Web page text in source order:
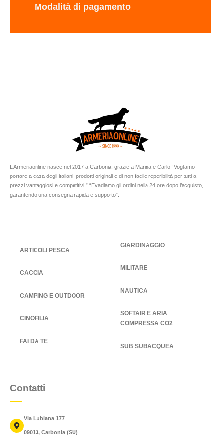
Modalità di pagamento
L’Armeriaonline nasce nel 2017 a Carbonia, grazie a Marina e Carlo “Vogliamo
portare a casa degli italiani, prodotti originali e di non facile reperibilità per tutti a
prezzi vantaggiosi e competitivi.” “Evadiamo gli ordini nella 24 ore dopo l’acquisto,
garantendo una consegna rapida e supporto”.
ARTICOLI PESCA
CACCIA
CAMPING E OUTDOOR
CINOFILIA
FAI DA TE
GIARDINAGGIO
MILITARE
NAUTICA
SOFTAIR E ARIA
COMPRESSA CO2
SUB SUBACQUEA
Contatti
Via Lubiana 177
09013, Carbonia (SU)